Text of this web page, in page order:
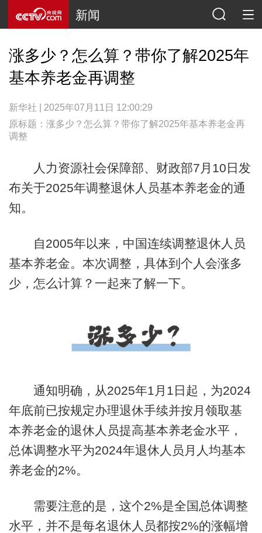
新闻
涨多少？怎么算？带你了解2025年
基本养老金再调整
新华社 | 2025年07月11日 12:00:29
原标题：涨多少？怎么算？带你了解2025年基本养老金再
调整
人力资源社会保障部、财政部7月10日发
布关于2025年调整退休人员基本养老金的通
知。
自2005年以来，中国连续调整退休人员
基本养老金。本次调整，具体到个人会涨多
少，怎么计算？一起来了解一下。
通知明确，从2025年1月1日起，为2024
年底前已按规定办理退休手续并按月领取基
本养老金的退休人员提高基本养老金水平，
总体调整水平为2024年退休人员月人均基本
养老金的2%。
需要注意的是，这个2%是全国总体调整
水平，并不是每名退休人员都按2%的涨幅增